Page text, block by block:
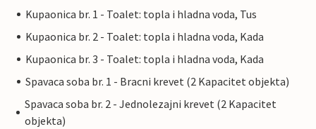
Kupaonica br. 1 - Toalet: topla i hladna voda, Tus
Kupaonica br. 2 - Toalet: topla i hladna voda, Kada
Kupaonica br. 3 - Toalet: topla i hladna voda, Kada
Spavaca soba br. 1 - Bracni krevet (2 Kapacitet objekta)
Spavaca soba br. 2 - Jednolezajni krevet (2 Kapacitet
objekta)